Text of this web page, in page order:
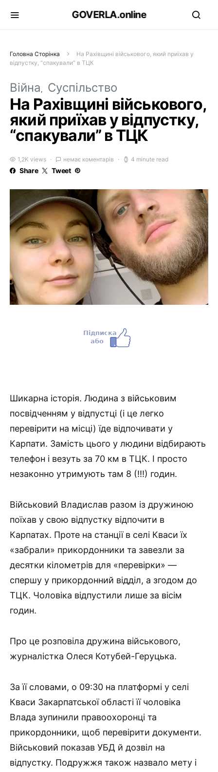
GOVERLA.online
Головна Сторінка
На Рахівщині військового, який приїхав у
відпустку, “спакували” в ТЦК
Війна Суспільство
На Рахівщині військового,
який приїхав у відпустку,
“спакували” в ТЦК
1,2K views немає коментарів 4 minute read
Share Tweet
Шикарна історія. Людина з військовим
посвідченням у відпустці (і це легко
перевірити на місці) їде відпочивати у
Карпати. Замість цього у людини відбирають
телефон і везуть за 70 км в ТЦК. І просто
незаконно утримують там 8 (!!!) годин.
Військовий Владислав разом із дружиною
поїхав у свою відпустку відпочити в
Карпатах. Проте на станції в селі Кваси їх
«забрали» прикордонники та завезли за
десятки кілометрів для «перевірки» —
спершу у прикордонний відділ, а згодом до
ТЦК. Чоловіка відпустили лише за вісім
годин.
Про це розповіла дружина військового,
журналістка Олеся Котубей-Геруцька.
За її словами, о 09:30 на платформі у селі
Кваси Закарпатської області її чоловіка
Влада зупинили правоохоронці та
прикордонники, щоб перевірити документи.
Військовий показав УБД й дозвіл на
відпустку. Подружжя також назвало мету і